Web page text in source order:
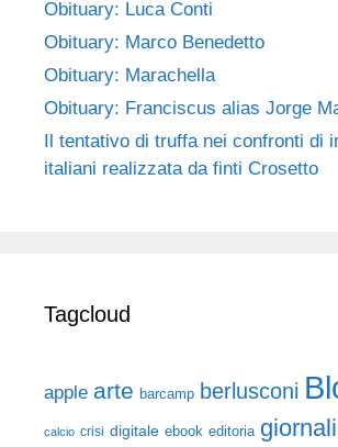
Obituary: Luca Conti
Obituary: Marco Benedetto
Obituary: Marachella
Obituary: Franciscus alias Jorge
Il tentativo di truffa nei confronti di
italiani realizzata da finti Crosetto
Tagcloud
apple arte barcamp berlusconi
calcio crisi digitale ebook editoria giornali